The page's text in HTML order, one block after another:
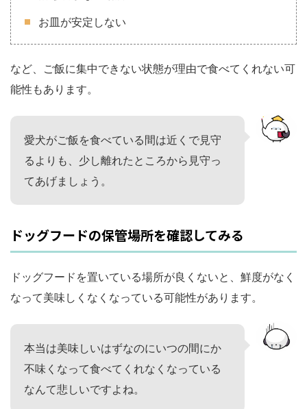
お皿が安定しない
など、ご飯に集中できない状態が理由で食べてくれない可
能性もあります。
愛犬がご飯を食べている間は近くで見守
るよりも、少し離れたところから見守っ
てあげましょう。
ドッグフードの保管場所を確認してみる
ドッグフードを置いている場所が良くないと、鮮度がなく
なって美味しくなくなっている可能性があります。
本当は美味しいはずなのにいつの間にか
不味くなって食べてくれなくなっている
なんて悲しいですよね。